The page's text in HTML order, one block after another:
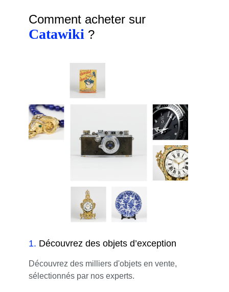
Comment acheter sur
Catawiki ?
1. Découvrez des objets d’exception
Découvrez des milliers d'objets en vente,
sélectionnés par nos experts.